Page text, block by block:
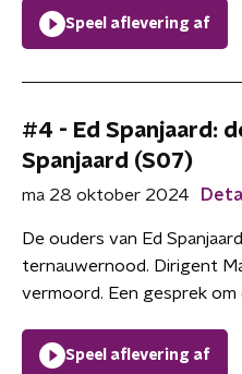
Speel aflevering af
#4 - Ed Spanjaard:
Spanjaard (S07)
ma 28 oktober 2024
De ouders van Ed
ternauwernood. Dirigent
vermoord. Een gesprek om
Speel aflevering af